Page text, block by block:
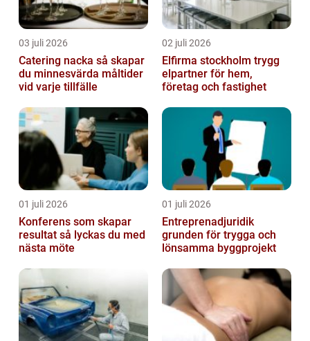
03 juli 2026
Catering nacka så skapar
du minnesvärda måltider
vid varje tillfälle
02 juli 2026
Elfirma stockholm trygg
elpartner för hem,
företag och fastighet
01 juli 2026
Konferens som skapar
resultat så lyckas du med
nästa möte
01 juli 2026
Entreprenadjuridik
grunden för trygga och
lönsamma byggprojekt